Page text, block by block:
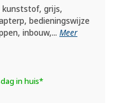
kunststof, grijs,
bedieningswijze
inbouw,...Meer
in huis*